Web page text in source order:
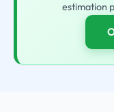
estimation